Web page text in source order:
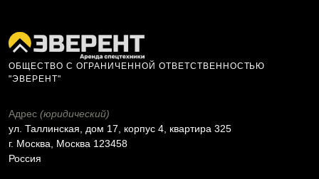
ОБЩЕСТВО С ОГРАНИЧЕННОЙ ОТВЕТСТВЕННОСТЬЮ
"ЭВЕРЕНТ"
Адрес (юридический)
ул. Таллинская, дом 17, корпус 4, квартира 325
г. Москва, Москва 123458
Россия